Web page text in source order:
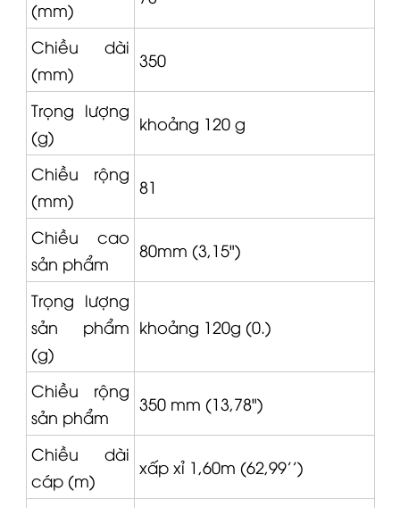
Chiều dài
(mm)
Trọng lượng
(g)
Chiều rộng
(mm)
Chiều cao
sản phẩm
Trọng lượng
sản phẩm
(g)
Chiều rộng
sản phẩm
Chiều dài
cáp (m)
Bluetooth